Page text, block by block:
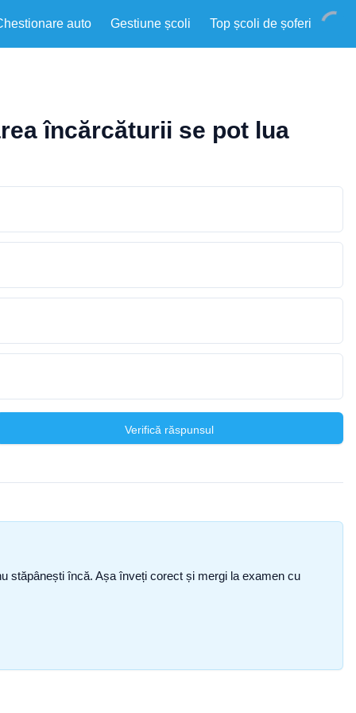
auto Gestiune școli Top școli de șoferi
încărcăturii se pot lua
Verifică răspunsul
stăpânești încă. Așa înveți corect și mergi la examen cu